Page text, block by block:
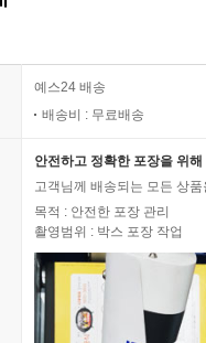
예스24 배송
배송비 : 무료배송
안전하고 정확한 포장을 위
고객님께 배송되는 모든 상
목적 : 안전한 포장 관리
촬영범위 : 박스 포장 작업